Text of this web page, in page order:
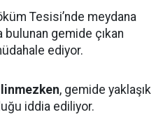
Tesisi’nde meydana
bulunan gemide çıkan
ediyor.
, gemide yaklaşık
iddia ediliyor.